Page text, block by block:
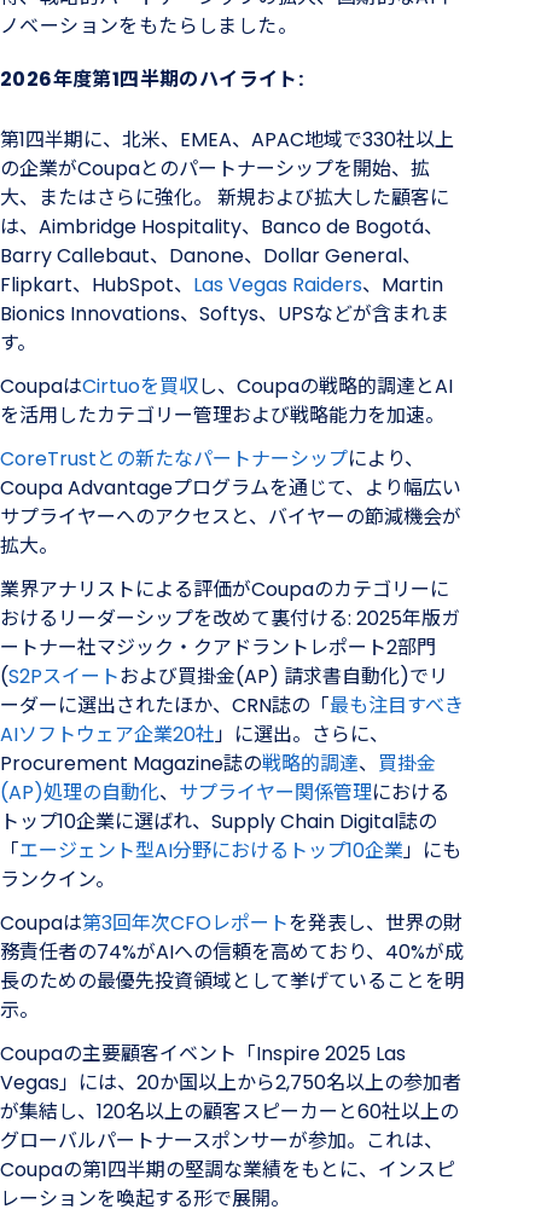
ノベーションをもたらしました。
2026年度第1四半期のハイライト:
第1四半期に、北米、EMEA、APAC地域で330社以上
の企業がCoupaとのパートナーシップを開始、拡
大、またはさらに強化。 新規および拡大した顧客に
は、Aimbridge Hospitality、Banco de Bogotá、
Barry Callebaut、Danone、Dollar General、
Flipkart、HubSpot、 Las Vegas Raiders、Martin
Bionics Innovations、Softys、UPSなどが含まれま
す。
CoupaはCirtuoを買収し、Coupaの戦略的調達とAI
を活用したカテゴリー管理および戦略能力を加速。
CoreTrustとの新たなパートナーシップにより、
Coupa Advantageプログラムを通じて、より幅広い
サプライヤーへのアクセスと、バイヤーの節減機会が
拡大。
業界アナリストによる評価がCoupaのカテゴリーに
おけるリーダーシップを改めて裏付ける: 2025年版ガ
ートナー社マジック・クアドラントレポート2部門
(S2Pスイートおよび買掛金(AP) 請求書自動化)でリ
ーダーに選出されたほか、CRN誌の「最も注目すべき
AIソフトウェア企業20社」に選出。さらに、
Procurement Magazine誌の戦略的調達、 買掛金
(AP)処理の自動化、 サプライヤー関係管理における
トップ10企業に選ばれ、Supply Chain Digital誌の
「エージェント型AI分野におけるトップ10企業」にも
ランクイン。
Coupaは第3回年次CFOレポートを発表し、世界の財
務責任者の74%がAIへの信頼を高めており、40%が成
長のための最優先投資領域として挙げていることを明
示。
Coupaの主要顧客イベント「Inspire 2025 Las
Vegas」には、20か国以上から2,750名以上の参加者
が集結し、120名以上の顧客スピーカーと60社以上の
グローバルパートナースポンサーが参加。これは、
Coupaの第1四半期の堅調な業績をもとに、インスピ
レーションを喚起する形で展開。